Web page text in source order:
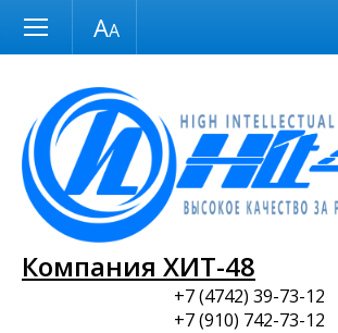
Размер шрифта
Компания ХИТ-48
+7 (4742) 39-73-12
+7 (910) 742-73-12